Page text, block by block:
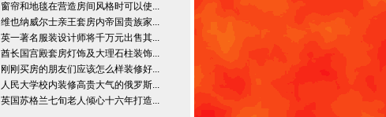
窗帘和地毯在营造房间风格时可以使...
维也纳威尔士亲王套房内帝国贵族家...
英一著名服装设计师将千万元出售其...
酋长国宫殿套房灯饰及大理石柱装饰...
刚刚买房的朋友们应该怎么样装修好...
人民大学校内装修高贵大气的俄罗斯...
英国苏格兰七旬老人倾心十六年打造...